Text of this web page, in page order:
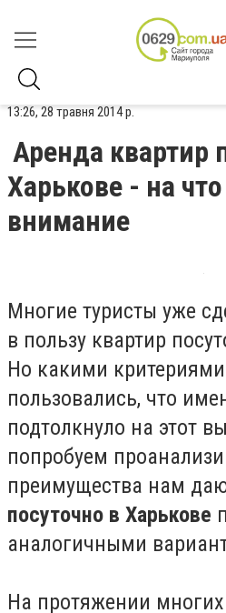
13:26, 28 травня 2014 р.
Аренда квартир
Харькове - на
внимание
Многие туристы уже
в пользу квартир
Но какими
пользовались, что
подтолкнуло на этот
попробуем
преимущества нам
посуточно в Харькове
аналогичными
На протяжении многих